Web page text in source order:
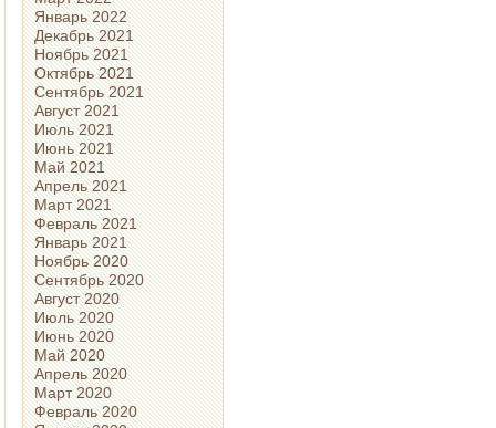
Январь 2022
Декабрь 2021
Ноябрь 2021
Октябрь 2021
Сентябрь 2021
Август 2021
Июль 2021
Июнь 2021
Май 2021
Апрель 2021
Март 2021
Февраль 2021
Январь 2021
Ноябрь 2020
Сентябрь 2020
Август 2020
Июль 2020
Июнь 2020
Май 2020
Апрель 2020
Март 2020
Февраль 2020